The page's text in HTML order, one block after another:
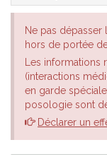
Ne pas
hors de portée
Les informations
(interactions
en garde
posologie sont
Déclarer un